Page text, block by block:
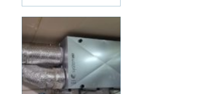
alltid har drömt om.
om att återställa
volymen efter graviditet
och amning, korrigera
oj&a...